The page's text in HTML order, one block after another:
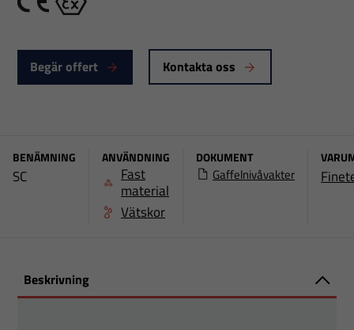
CE Ex
Begär offert Kontakta oss
BENÄMNING
SC
ANVÄNDNING
Fast
material
Vätskor
DOKUMENT
Gaffelnivåvakter
Beskrivning